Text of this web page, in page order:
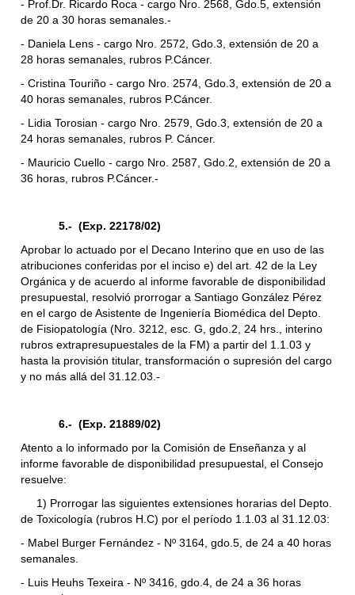
- Prof.Dr. Ricardo Roca - cargo Nro. 2568, Gdo.5, extensión
de 20 a 30 horas semanales.-
- Daniela Lens - cargo Nro. 2572, Gdo.3, extensión de 20 a
28 horas semanales, rubros P.Cáncer.
- Cristina Touriño - cargo Nro. 2574, Gdo.3, extensión de 20 a
40 horas semanales, rubros P.Cáncer.
- Lidia Torosian - cargo Nro. 2579, Gdo.3, extensión de 20 a
24 horas semanales, rubros P. Cáncer.
- Mauricio Cuello - cargo Nro. 2587, Gdo.2, extensión de 20 a
36 horas, rubros P.Cáncer.-
5.- (Exp. 22178/02)
Aprobar lo actuado por el Decano Interino que en uso de las
atribuciones conferidas por el inciso e) del art. 42 de la Ley
Orgánica y de acuerdo al informe favorable de disponibilidad
presupuestal, resolvió prorrogar a Santiago González Pérez
en el cargo de Asistente de Ingeniería Biomédica del Depto.
de Fisiopatología (Nro. 3212, esc. G, gdo.2, 24 hrs., interino
rubros extrapresupuestales de la FM) a partir del 1.1.03 y
hasta la provisión titular, transformación o supresión del cargo
y no más allá del 31.12.03.-
6.- (Exp. 21889/02)
Atento a lo informado por la Comisión de Enseñanza y al
informe favorable de disponibilidad presupuestal, el Consejo
resuelve:
1) Prorrogar las siguientes extensiones horarias del Depto.
de Toxicología (rubros H.C) por el período 1.1.03 al 31.12.03:
- Mabel Burger Fernández - Nº 3164, gdo.5, de 24 a 40 horas
semanales.
- Luis Heuhs Texeira - Nº 3416, gdo.4, de 24 a 36 horas